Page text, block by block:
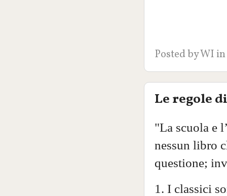
Posted byWI
Le regole
"La scuola e
nessun libro
questione;
1. I classici